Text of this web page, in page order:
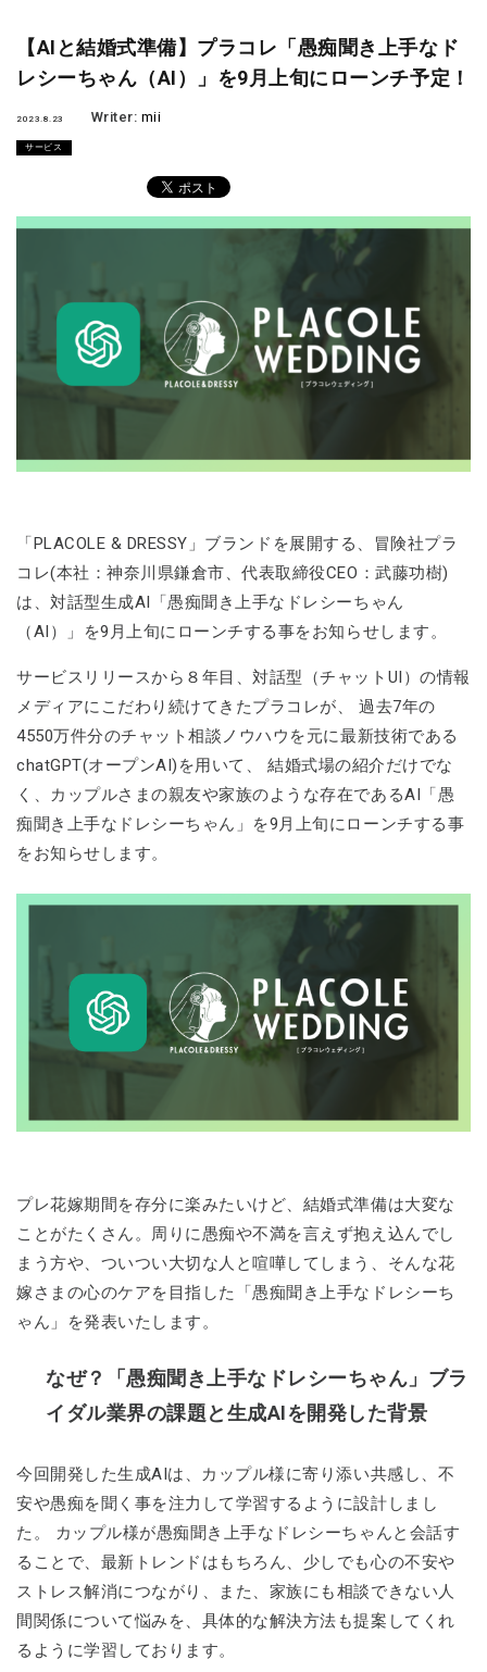
【AIと結婚式準備】プラコレ「愚痴聞き上手なド
レシーちゃん（AI）」を9月上旬にローンチ予定！
2023.8.23 Writer: mii
サービス
「PLACOLE & DRESSY」ブランドを展開する、冒険社プラ
コレ(本社：神奈川県鎌倉市、代表取締役CEO：武藤功樹)
は、対話型生成AI「愚痴聞き上手なドレシーちゃん
（AI）」を9月上旬にローンチする事をお知らせします。
サービスリリースから８年目、対話型（チャットUI）の情報
メディアにこだわり続けてきたプラコレが、 過去7年の
4550万件分のチャット相談ノウハウを元に最新技術である
chatGPT(オープンAI)を用いて、 結婚式場の紹介だけでな
く、カップルさまの親友や家族のような存在であるAI「愚
痴聞き上手なドレシーちゃん」を9月上旬にローンチする事
をお知らせします。
プレ花嫁期間を存分に楽みたいけど、結婚式準備は大変な
ことがたくさん。周りに愚痴や不満を言えず抱え込んでし
まう方や、ついつい大切な人と喧嘩してしまう、そんな花
嫁さまの心のケアを目指した「愚痴聞き上手なドレシーち
ゃん」を発表いたします。
なぜ？「愚痴聞き上手なドレシーちゃん」ブラ
イダル業界の課題と生成AIを開発した背景
今回開発した生成AIは、カップル様に寄り添い共感し、不
安や愚痴を聞く事を注力して学習するように設計しまし
た。 カップル様が愚痴聞き上手なドレシーちゃんと会話す
ることで、最新トレンドはもちろん、少しでも心の不安や
ストレス解消につながり、また、家族にも相談できない人
間関係について悩みを、具体的な解決方法も提案してくれ
るように学習しております。